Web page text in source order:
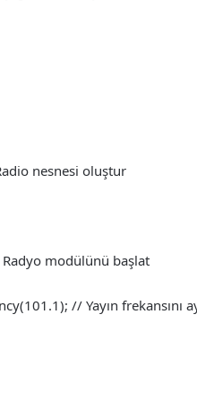
nesnesi oluştur
modülünü başlat
// Yayın frekansını